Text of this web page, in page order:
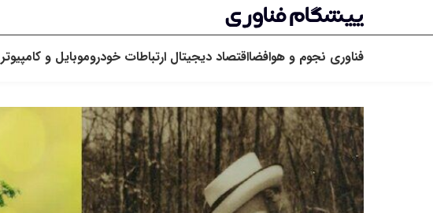
فناوری نجوم و هوافضااقتصاد دیجیتال ارتباطات خودروموبایل و کامپیوتر